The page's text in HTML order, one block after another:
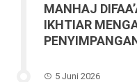
MANHAJ
IKHTIAR
5 Juni 2026